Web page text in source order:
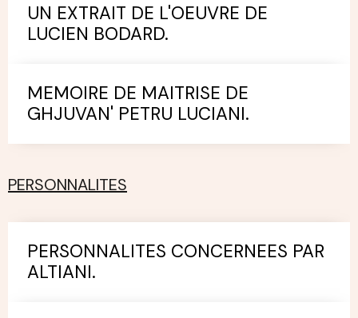
UN EXTRAIT DE L'OEUVRE DE
LUCIEN BODARD.
MEMOIRE DE MAITRISE DE
GHJUVAN' PETRU LUCIANI.
PERSONNALITES
PERSONNALITES CONCERNEES PAR
ALTIANI.